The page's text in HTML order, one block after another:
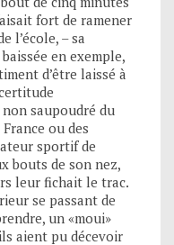
fort de ramener
l’école, – sa
en exemple,
d’être laissé à
saupoudré du
ou des
sportif de
bouts de son nez,
leur fichait le trac.
se passant de
un «moui»
aient pu décevoir